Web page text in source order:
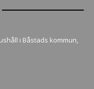
i Båstads kommun,